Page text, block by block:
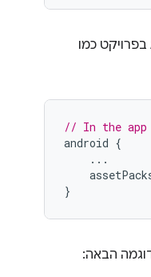
של האפליקציה בפרויקט, מוסיפים את השם של כל חבילת AI בפרויקט כמו
// In the
android {
...
}